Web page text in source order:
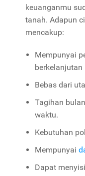
keuanganmu
tanah. Adapun
mencakup:
Mempunyai
Bebas dari
Tagihan
waktu.
Kebutuhan
Mempunyai
Dapat